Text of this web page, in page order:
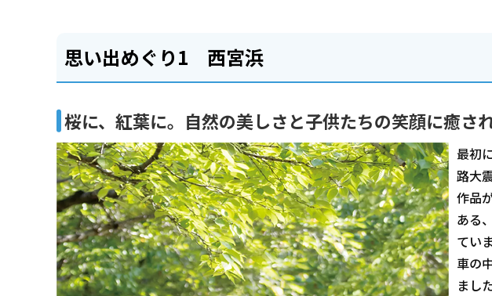
思い出めぐり1 西宮浜
桜に、紅葉に。自然の美しさと子供たちの笑顔に癒され
最初
路大
作品
ある
てい
車の
まし